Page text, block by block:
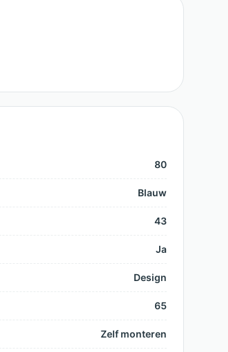
80
Blauw
43
Ja
Design
65
Zelf monteren